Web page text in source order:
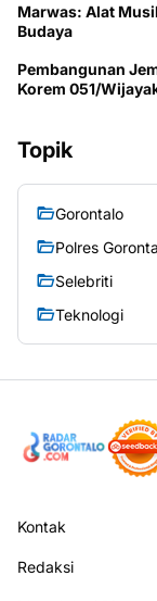
Marwas: Alat
Budaya
Pembangunan
Korem 051/
Topik
Gorontalo
Polres
Selebriti
Teknologi
Kontak
Redaksi